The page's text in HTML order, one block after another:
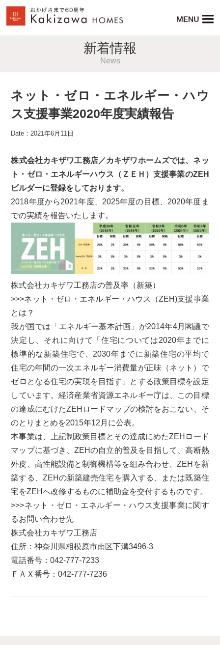
新着情報
News
ネット・ゼロ・エネルギー・ハウ
ス支援事業2020年度実績報告
Date：2021年6月11日
株式会社カキザワ工務店／カキザワホームズでは、ネッ
ト・ゼロ・エネルギーハウス（ＺＥＨ）支援事業のZEH
ビルダーに登録をしております。
2018年度から2021年度、2025年度の目標、2020年度ま
での実績を報告いたします。
株式会社カキザワ工務店の普及率（新築）
>>>ネット・ゼロ・エネルギー・ハウス（ZEH)支援事業
とは？
我が国では「エネルギー基本計画」が2014年4月閣議で
決定し、それに向けて「住宅については2020年までに
標準的な新築住宅で、2030年までに新築住宅の平均で
住宅の年間の一次エネルギー消費量が正味（ネット）で
ゼロとなる住宅の実現を目指す」とする政策目標を設定
しています。経済産業省資源エネルギー庁は、この目標
の達成にむけたZEHロードマップの検討をおこない、そ
のとりまとめを2015年12月に公表。
本事業は、上記制政策目標とその達成にめたZEHロード
マップに基づき、ZEHの自立的普及を目指して、高断熱
外皮、高性能設備と制御機構等を組み合わせ、ZEHを新
築する、ZEHの新築建売住宅を購入する、または既築住
宅をZEHへ改修するものに補助金を交付するものです。
>>>ネット・ゼロ・エネルギー・ハウス支援事業に関す
るお問い合わせ先
株式会社カキザワ工務店
住所：神奈川県相模原市南区下溝3496-3
電話番号：042-777-7233
ＦＡＸ番号：042-777-7236